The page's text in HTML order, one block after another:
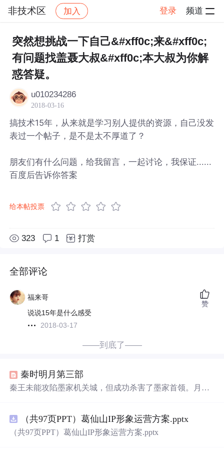
非技术区 加入 登录 频道
社区 非技术区 帖子详情
突然想挑战一下自己&#xff0c;来&#xff0c;
有问题找盖聂大叔&#xff0c;本大叔为你解
惑答疑。
u010234286
2018-03-16
搞技术15年，从来就是学习别人提供的资源，自己没发
表过一个帖子，是不是太不厚道了？
朋友们有什么问题，给我留言，一起讨论，我保证......
百度后告诉你答案
给本帖投票
323 1 打赏
全部评论
福来哥
说说15年是什么感受
2018-03-17
赞
——到底了——
秦时明月第三部
秦王未能攻陷墨家机关城，但成功杀害了墨家首领。月神
（共97页PPT）葛仙山IP形象运营方案.pptx
（共97页PPT）葛仙山IP形象运营方案.pptx